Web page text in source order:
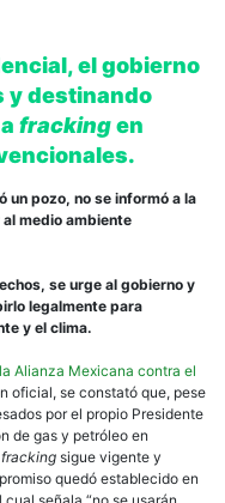
el gobierno
y destinando
frackingen
un pozo, no se informó a la
medio ambiente
se urge al gobierno y
legalmente para
y el clima.
Alianza Mexicana contra el
oficial, se constató que, pese
por el propio Presidente
de gas y petróleo en
fracking sigue vigente y
quedó establecido en